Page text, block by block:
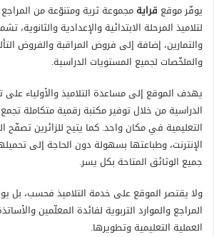
يوفّر موقع قرايةمجموعة ثرية ومتنوّعة من
لتلاميذ المرحلة الابتدائية والإعدادية والثانوية،
والتمارين، إضافة إلى فروض المراقبة والفروض
والملخّصات لجميع المستويات الدراسية.
يهدف الموقع إلى مساعدة التلاميذ والأولياء على
الدراسية من خلال توفير مكتبة رقمية متكاملة
التعليمية في مكان واحد. كما يتيح للزائرين تصفّح
الإنترنت، وطباعتها بسهولة دون الحاجة إلى
جميع الوثائق المتاحة بكل يسر.
ولا يقتصر الموقع على خدمة التلاميذ فحسب، بل
المراجع والموارد التربوية لفائدة المعلّمين
العملية التعليمية وتطويرها.